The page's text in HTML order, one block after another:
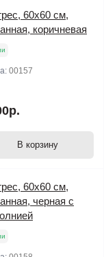
60х60 см,
коричневая
00157
В корзину
60х60 см,
черная с